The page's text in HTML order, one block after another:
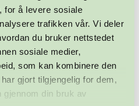
for å levere sosiale
trafikken vår. Vi deler
du bruker nettstedet
sosiale medier,
som kan kombinere den
gjort tilgjengelig for dem,
gjennom din bruk av